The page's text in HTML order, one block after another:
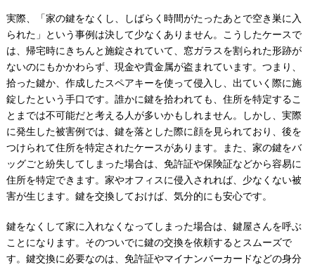
実際、「家の鍵をなくし、しばらく時間がたったあとで空き巣に入
られた」という事例は決して少なくありません。こうしたケースで
は、帰宅時にきちんと施錠されていて、窓ガラスを割られた形跡が
ないのにもかかわらず、現金や貴金属が盗まれています。つまり、
拾った鍵か、作成したスペアキーを使って侵入し、出ていく際に施
錠したという手口です。誰かに鍵を拾われても、住所を特定するこ
とまでは不可能だと考える人が多いかもしれません。しかし、実際
に発生した被害例では、鍵を落とした際に顔を見られており、後を
つけられて住所を特定されたケースがあります。また、家の鍵をバ
ッグごと紛失してしまった場合は、免許証や保険証などから容易に
住所を特定できます。家やオフィスに侵入されれば、少なくない被
害が生じます。鍵を交換しておけば、気分的にも安心です。
鍵をなくして家に入れなくなってしまった場合は、鍵屋さんを呼ぶ
ことになります。そのついでに鍵の交換を依頼するとスムーズで
す。鍵交換に必要なのは、免許証やマイナンバーカードなどの身分